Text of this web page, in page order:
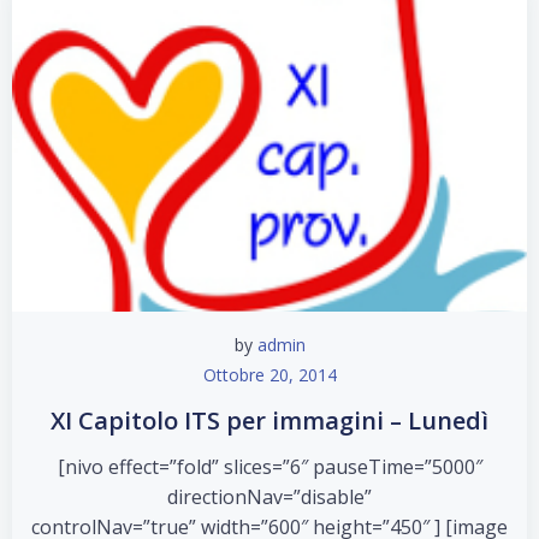
by admin
Ottobre 20, 2014
XI Capitolo ITS per immagini – Lunedì
[nivo effect=”fold” slices=”6″ pauseTime=”5000″
directionNav=”disable”
controlNav=”true” width=”600″ height=”450″ ] [image